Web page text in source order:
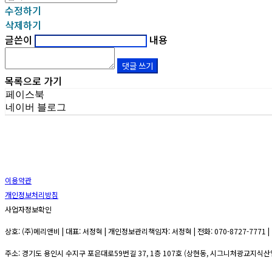
수정하기
삭제하기
글쓴이
내용
댓글 쓰기
목록으로 가기
페이스북
네이버 블로그
이용약관
개인정보처리방침
사업자정보확인
상호: (주)메리앤비 | 대표: 서정혁 | 개인정보관리책임자: 서정혁 | 전화: 070-8727-
주소: 경기도 용인시 수지구 포은대로59번길 37, 1층 107호 (상현동, 시그니처광교지식